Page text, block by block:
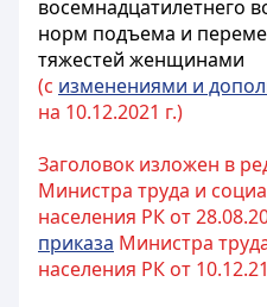
восемнадцатилетнего
норм подъема и
тяжестей женщинами
(с изменениями и
на 10.12.2021 г.)
Заголовок изложен в
Министра труда и
населения РК от
приказа Министра
населения РК от